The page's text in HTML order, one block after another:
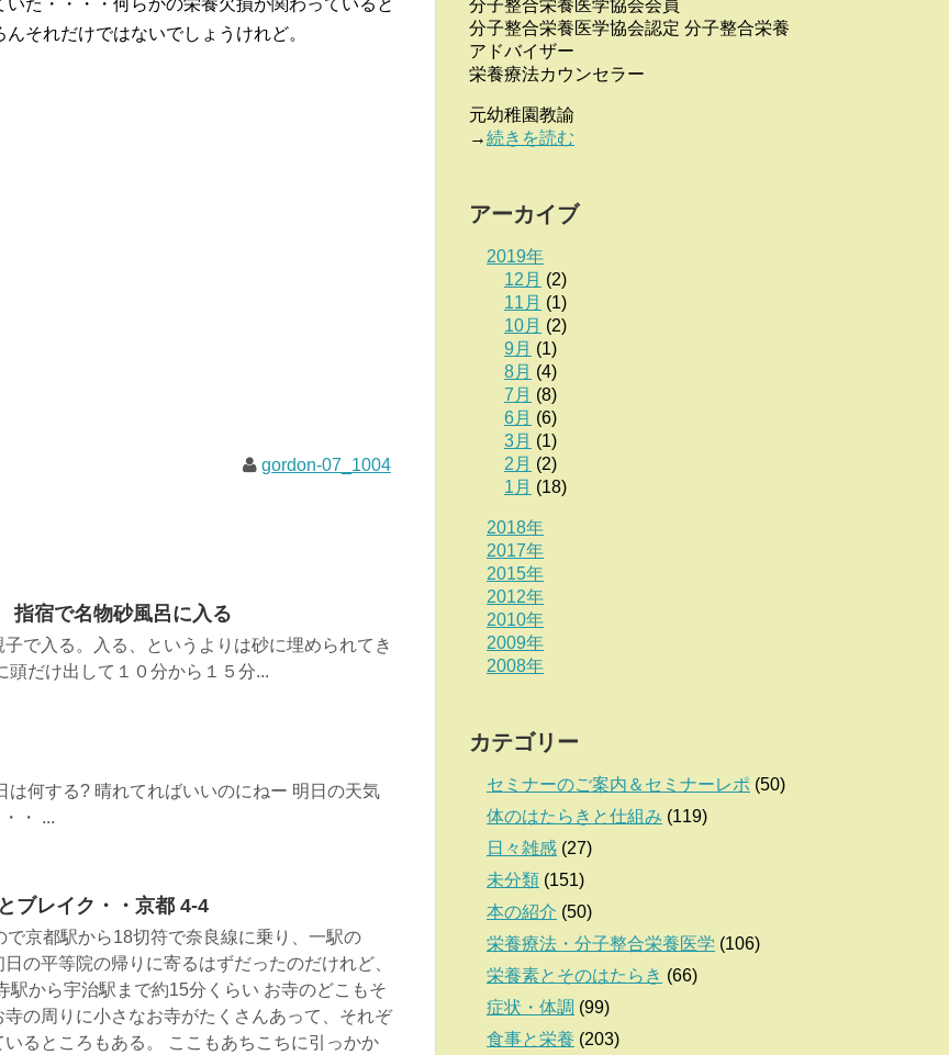
それだけではないでしょうけれど。
gordon-07_1004
宿で名物砂風呂に入る
で入る。入る、というよりは砂に埋められてき
頭だけ出して１０分から１５分...
は何する? 晴れてればいいのにねー 明日の天気
・ ...
ブレイク・・京都 4-4
京都駅から18切符で奈良線に乗り、一駅の
の平等院の帰りに寄るはずだったのだけれど、
駅から宇治駅まで約15分くらい お寺のどこもそ
の周りに小さなお寺がたくさんあって、それぞ
るところもある。 ここもあちこちに引っかか
分子整合栄養医学協会会員
分子整合栄養医学協会認定 分子整合栄養
アドバイザー
栄養療法カウンセラー
元幼稚園教諭
→続きを読む
アーカイブ
2019年
12月 (2)
11月 (1)
10月 (2)
9月 (1)
8月 (4)
7月 (8)
6月 (6)
3月 (1)
2月 (2)
1月 (18)
2018年
2017年
2015年
2012年
2010年
2009年
2008年
カテゴリー
セミナーのご案内＆セミナーレポ (50)
体のはたらきと仕組み (119)
日々雑感 (27)
未分類 (151)
本の紹介 (50)
栄養療法・分子整合栄養医学 (106)
栄養素とそのはたらき (66)
症状・体調 (99)
食事と栄養 (203)